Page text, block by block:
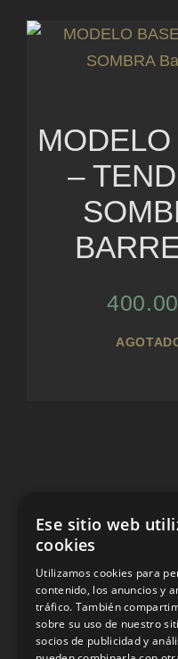
–
400.00
TOROS LAS
C. de la Victoria
C. de Alejandro
Salamanca,
Ese sitio web
cookies
Utilizamos cookies para
contenido, los anuncios y
tráfico. También
sobre su uso de nuestro
socios de publicidad y